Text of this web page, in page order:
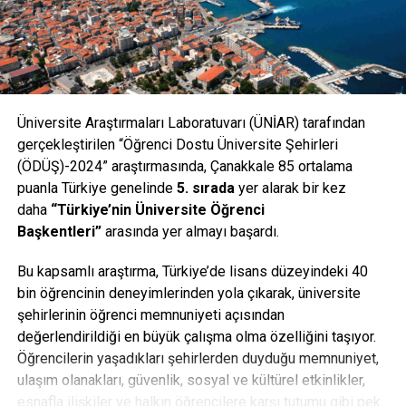
Akbaş Şehitliği Yenileme Projesi ile başlıyor. Geçmişi
olmayan bir milletin geleceği olamaz. Çocuklarımıza
tarihimizi, geçmişimizi ne kadar doğru anlatabilirsek,
geleceğimizi de o kadar sağlamlaştırırız. Tarihe Saygı
Projesi ile Çanakkale gibi destanlaşmış bir coğrafyaya
sahip çıktıkları ve desteklerini esirgemedikleri için OPET’e
teşekkürlerimizi sunuyoruz” diye konuştu. OPET Yönetim
Kurulu Üyesi Nurten Öztürk ise projeye ilişkin şöyle
konuştu: “Tarihe Saygı Projesi kapsamında; OPET olarak
Gelibolu Yarımadası’nda milli park sınırları içinde yer alan
tüm köylerde toplumsal kalkınma ve bilinçlenmeye destek
olacak eğitim programları ve çevrenin işlevsel
rehabilitasyonu sayılacak mimari planlar uyguladık. Kültür
merkezleri, anıtlar, müzeler, köy meydanları, WC’ler, satış
üniteleri tüm evlerin boyanması gibi pek çok çalışma
gerçekleştirdik. Yaptığımız çalışmalar sonucu bölgede;
sosyal yaşam kalitesi ve ekonomik seviye yükselmiş,
işletmecilik ve estetik- mimari kültür gelişmiş, eğitim
Üniversite Araştırmaları Laboratuvarı (ÜNİAR) tarafından
gerçekleştirilen “Öğrenci Dostu Üniversite Şehirleri
(ÖDÜŞ)-2024” araştırmasında, Çanakkale 85 ortalama
puanla Türkiye genelinde 5. sıradayer alarak bir kez
daha “Türkiye’nin Üniversite Öğrenci
Başkentleri”arasında yer almayı başardı.
Bu kapsamlı araştırma, Türkiye’de lisans düzeyindeki 40
bin öğrencinin deneyimlerinden yola çıkarak, üniversite
şehirlerinin öğrenci memnuniyeti açısından
değerlendirildiği en büyük çalışma olma özelliğini taşıyor.
Öğrencilerin yaşadıkları şehirlerden duyduğu memnuniyet,
ulaşım olanakları, güvenlik, sosyal ve kültürel etkinlikler,
esnafla ilişkiler ve halkın öğrencilere karşı tutumu gibi pek